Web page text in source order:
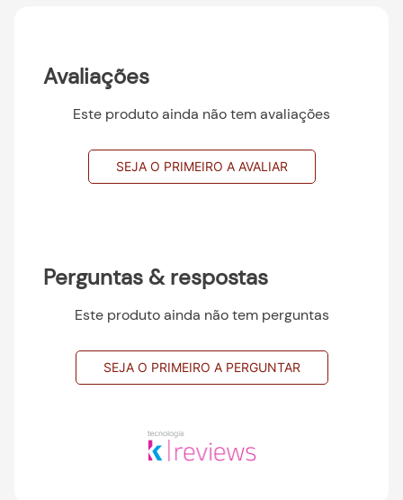
Avaliações
Este produto ainda não tem avaliações
SEJA O PRIMEIRO A AVALIAR
Perguntas & respostas
Este produto ainda não tem perguntas
SEJA O PRIMEIRO A PERGUNTAR